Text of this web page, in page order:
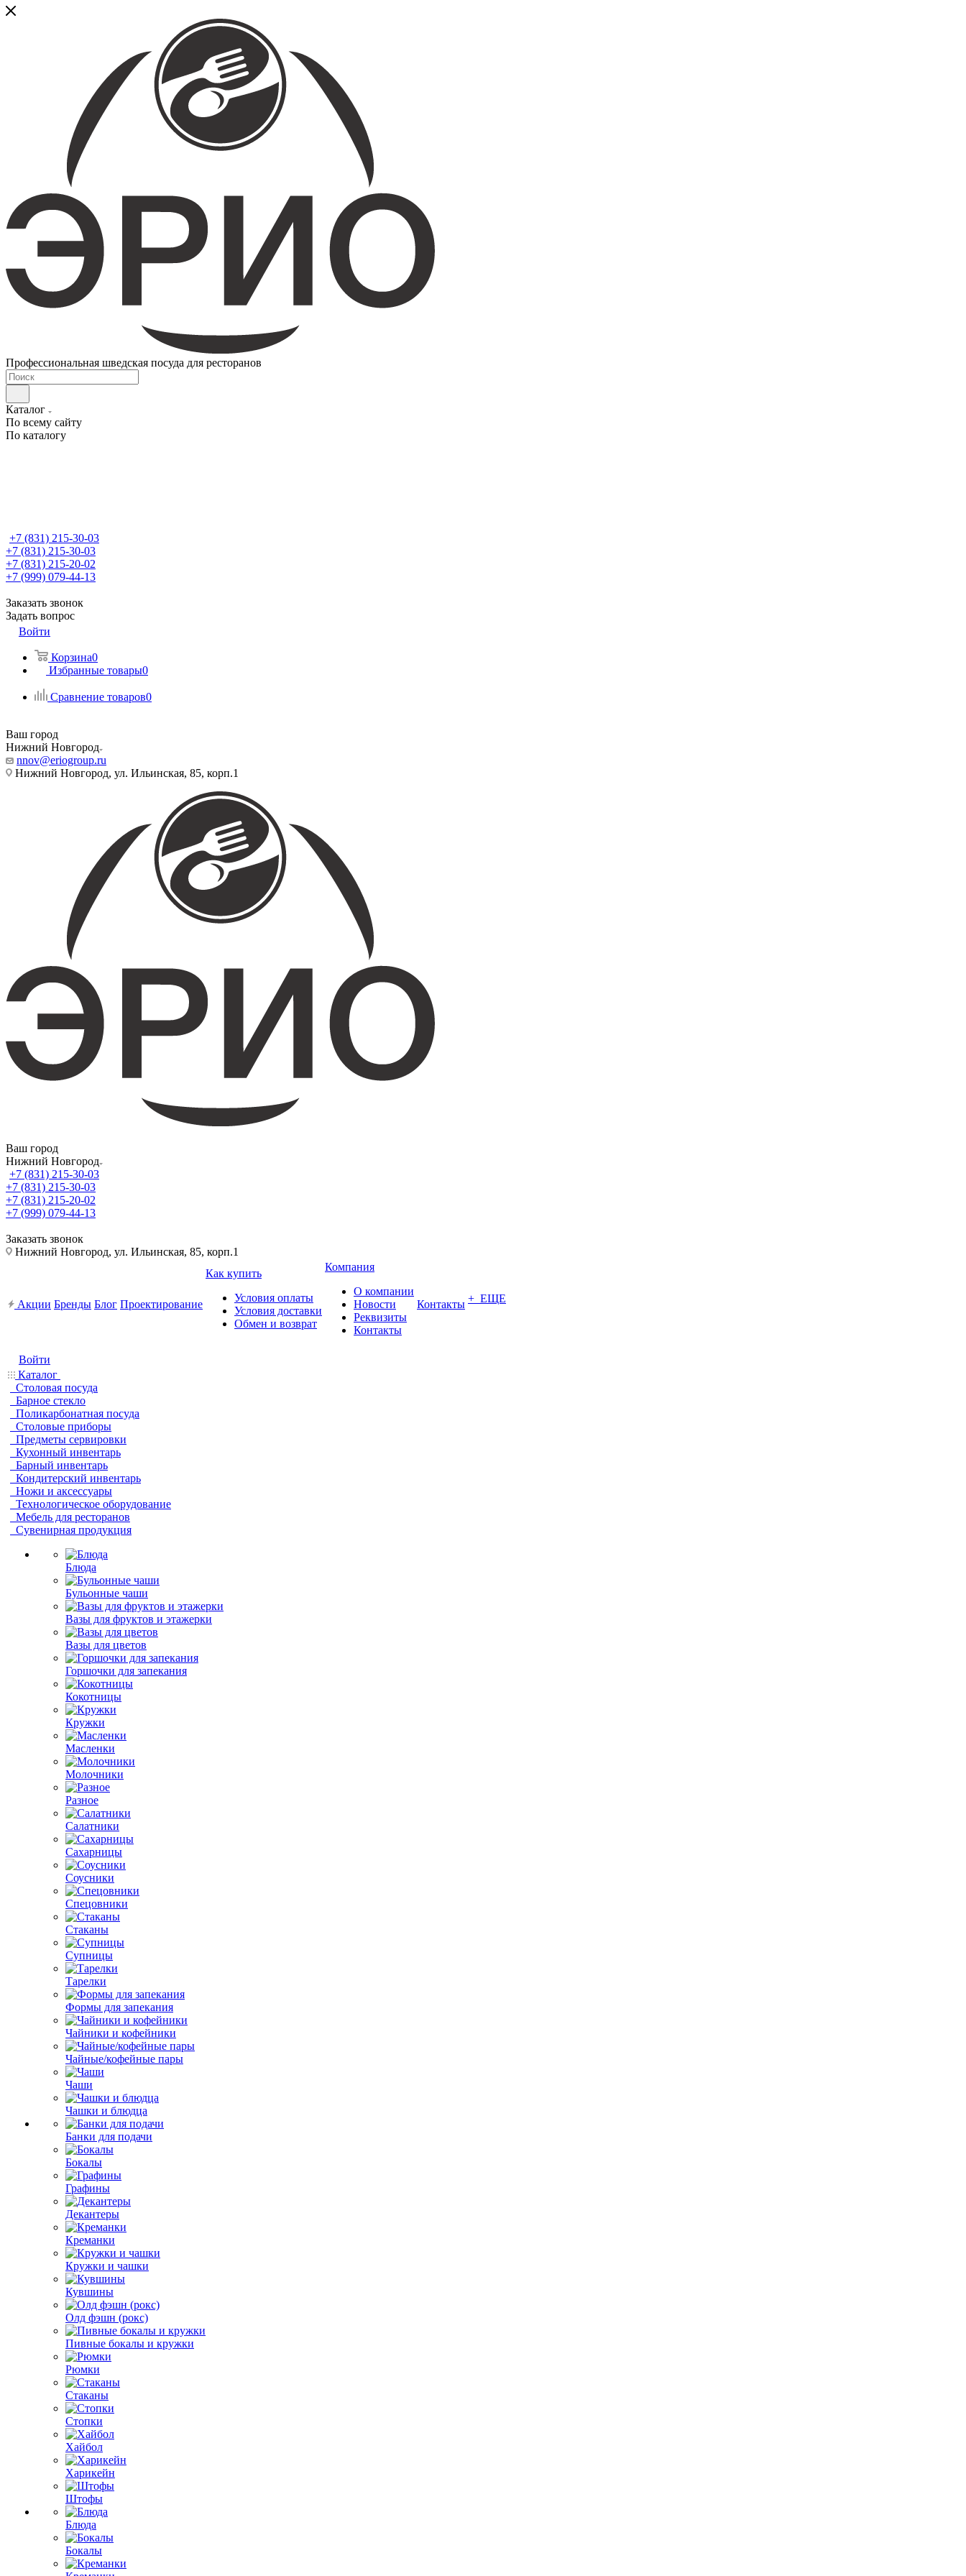
Профессиональная шведская посуда для ресторанов
Каталог
По всему сайту
По каталогу
+7 (831) 215-30-03
+7 (831) 215-30-03
+7 (831) 215-20-02
+7 (999) 079-44-13
Заказать звонок
Задать вопрос
Войти
Корзина0
Избранные товары0
Сравнение товаров0
Ваш город
Нижний Новгород
nnov@eriogroup.ru
Нижний Новгород, ул. Ильинская, 85, корп.1
Ваш город
Нижний Новгород
+7 (831) 215-30-03
+7 (831) 215-30-03
+7 (831) 215-20-02
+7 (999) 079-44-13
Заказать звонок
Нижний Новгород, ул. Ильинская, 85, корп.1
Акции Бренды Блог Проектирование
Как купить
Условия оплаты
Условия доставки
Обмен и возврат
Компания
О компании
Новости
Реквизиты
Контакты
Контакты + ЕЩЕ
Войти
Каталог
Столовая посуда
Барное стекло
Поликарбонатная посуда
Столовые приборы
Предметы сервировки
Кухонный инвентарь
Барный инвентарь
Кондитерский инвентарь
Ножи и аксессуары
Технологическое оборудование
Мебель для ресторанов
Сувенирная продукция
Блюда
Бульонные чаши
Вазы для фруктов и этажерки
Вазы для цветов
Горшочки для запекания
Кокотницы
Кружки
Масленки
Молочники
Разное
Салатники
Сахарницы
Соусники
Спецовники
Стаканы
Супницы
Тарелки
Формы для запекания
Чайники и кофейники
Чайные/кофейные пары
Чаши
Чашки и блюдца
Банки для подачи
Бокалы
Графины
Декантеры
Креманки
Кружки и чашки
Кувшины
Олд фэшн (рокс)
Пивные бокалы и кружки
Рюмки
Стаканы
Стопки
Хайбол
Харикейн
Штофы
Блюда
Бокалы